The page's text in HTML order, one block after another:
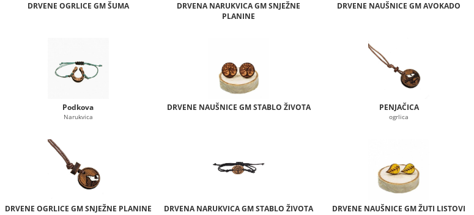
DRVENE OGRLICE GM ŠUMA
DRVENA NARUKVICA GM SNJEŽNE
PLANINE
DRVENE NAUŠNICE GM AVOKADO
Podkova
Narukvica
DRVENE NAUŠNICE GM STABLO ŽIVOTA PENJAČICA
ogrlica
DRVENE OGRLICE GM SNJEŽNE PLANINE DRVENA NARUKVICA GM STABLO ŽIVOTA DRVENE NAUŠNICE GM ŽUTI LISTOVI